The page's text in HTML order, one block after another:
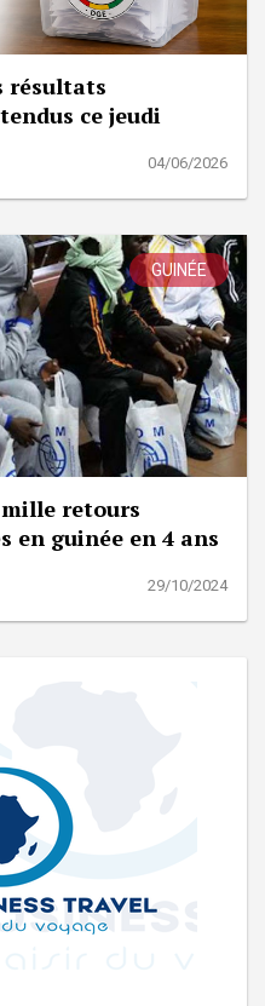
résultats
ce jeudi
04/06/2026
GUINÉE
retours
en guinée en 4 ans
29/10/2024